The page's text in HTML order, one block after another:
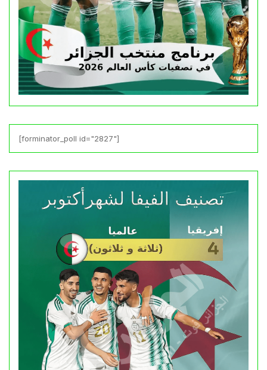
[forminator_poll id="2827"]